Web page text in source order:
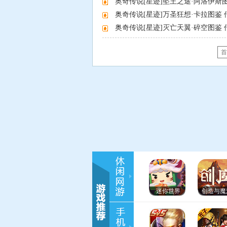
奥奇传说[星迹]万圣狂想·卡拉图鉴
奥奇传说[星迹]灭亡天翼·碎空图鉴
迷你世界 创造与魔